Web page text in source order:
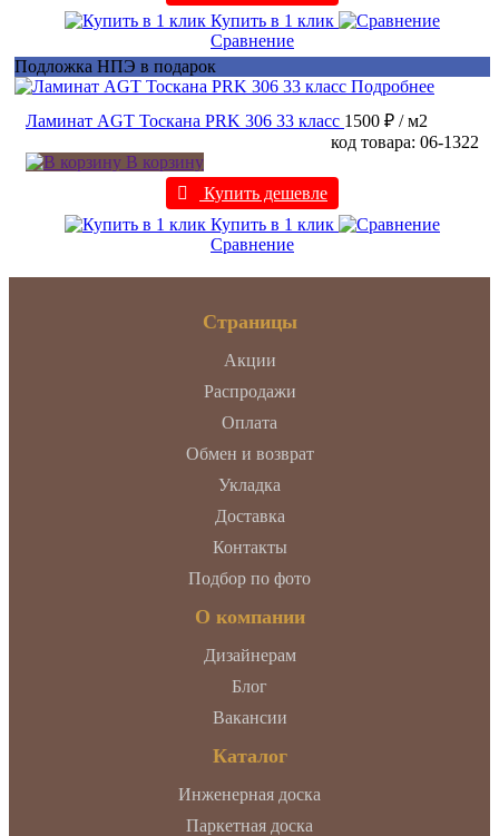
Купить в 1 клик
Сравнение
Подложка НПЭ в подарок
Подробнее
Ламинат AGT Тоскана PRK 306 33 класс 1500 ₽ / м2
код товара: 06-1322
В корзину
Купить дешевле
Купить в 1 клик
Сравнение
Страницы
Акции
Распродажи
Оплата
Обмен и возврат
Укладка
Доставка
Контакты
Подбор по фото
О компании
Дизайнерам
Блог
Вакансии
Каталог
Инженерная доска
Паркетная доска